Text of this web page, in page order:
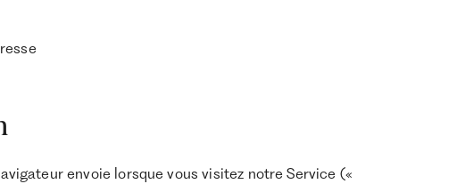
envoie lorsque vous visitez notre Service («